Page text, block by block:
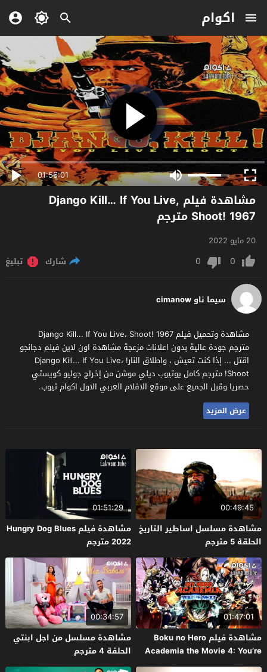
اكوام
01:56:01
مشاهدة فيلم Django Kill… If You Live,
Shoot! 1967 مترجم
20 مايو 2022
0
0 شارك تبليغ
سيما ناو cimanow
مشاهدة وتحميل فيلم Django Kill... If You Live، Shoot! 1967
مترجم جودة عالية بدون اعلانات مزعجة مشاهدة اون لاين فيلم دجانجو
اقتل ... إذا كنت تعيش ، واطلاق النار! Django Kill... If You Live،
Shoot! مترجم كامل يوتيوب ديلي موشن من إخراج جوليو كويستي
حصريا وقبل الجميع على موقع الافلام العربي الاول اكوام تيوب.
عرض المزيد
00:49:45
مشاهدة مسلسل اساطير التاريخ
الحلقة 5 مترجم
01:51:29
مشاهدة فيلم Hungry Dog Blues
2022 مترجم
01:47:01
مشاهدة فيلم Boku no Hero
Academia the Movie 4: You’re
Next 2024 مترجم
00:34:57
مشاهدة مسلسل من اجل ابنتي
الحلقة 4 مترجم